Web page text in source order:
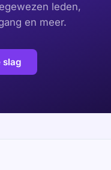
leden,
en meer.
slag